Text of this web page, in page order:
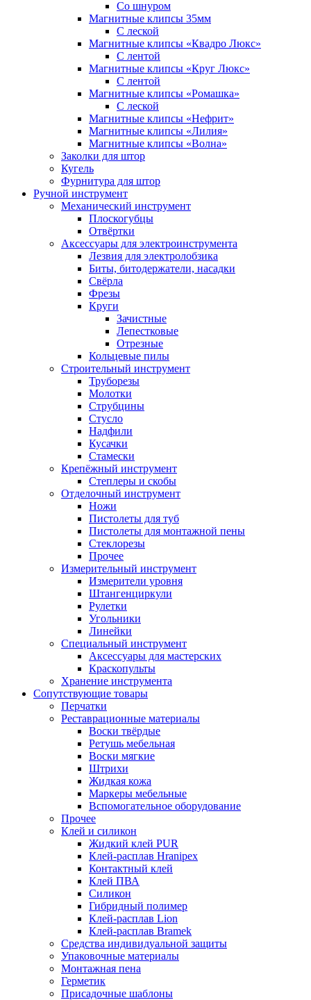
Со шнуром
Магнитные клипсы 35мм
С леской
Магнитные клипсы «Квадро Люкс»
С лентой
Магнитные клипсы «Круг Люкс»
С лентой
Магнитные клипсы «Ромашка»
С леской
Магнитные клипсы «Нефрит»
Магнитные клипсы «Лилия»
Магнитные клипсы «Волна»
Заколки для штор
Кугель
Фурнитура для штор
Ручной инструмент
Механический инструмент
Плоскогубцы
Отвёртки
Аксессуары для электроинструмента
Лезвия для электролобзика
Биты, битодержатели, насадки
Свёрла
Фрезы
Круги
Зачистные
Лепестковые
Отрезные
Кольцевые пилы
Строительный инструмент
Труборезы
Молотки
Струбцины
Стусло
Надфили
Кусачки
Стамески
Крепёжный инструмент
Степлеры и скобы
Отделочный инструмент
Ножи
Пистолеты для туб
Пистолеты для монтажной пены
Стеклорезы
Прочее
Измерительный инструмент
Измерители уровня
Штангенциркули
Рулетки
Угольники
Линейки
Специальный инструмент
Аксессуары для мастерских
Краскопульты
Хранение инструмента
Сопутствующие товары
Перчатки
Реставрационные материалы
Воски твёрдые
Ретушь мебельная
Воски мягкие
Штрихи
Жидкая кожа
Маркеры мебельные
Вспомогательное оборудование
Прочее
Клей и силикон
Жидкий клей PUR
Клей-расплав Hranipex
Контактный клей
Клей ПВА
Силикон
Гибридный полимер
Клей-расплав Lion
Клей-расплав Bramek
Средства индивидуальной защиты
Упаковочные материалы
Монтажная пена
Герметик
Присадочные шаблоны